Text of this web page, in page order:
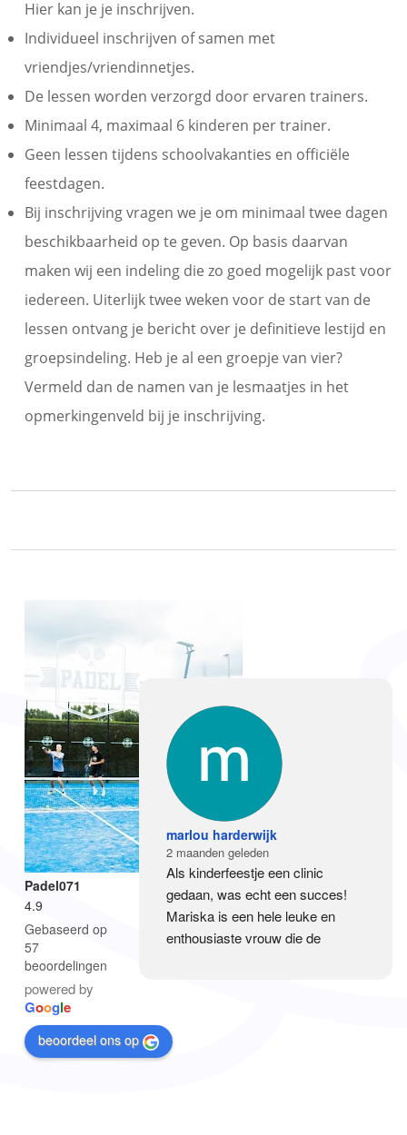
Hier kan je je inschrijven.
Individueel inschrijven of samen met
vriendjes/vriendinnetjes.
De lessen worden verzorgd door ervaren trainers.
Minimaal 4, maximaal 6 kinderen per trainer.
Geen lessen tijdens schoolvakanties en officiële
feestdagen.
Bij inschrijving vragen we je om minimaal twee dagen
beschikbaarheid op te geven. Op basis daarvan
maken wij een indeling die zo goed mogelijk past voor
iedereen. Uiterlijk twee weken voor de start van de
lessen ontvang je bericht over je definitieve lestijd en
groepsindeling. Heb je al een groepje van vier?
Vermeld dan de namen van je lesmaatjes in het
opmerkingenveld bij je inschrijving.
Padel071
4.9
Gebaseerd op
57
beoordelingen
powered by
Google
beoordeel ons op
marlou harderwijk
2 maanden geleden
Als kinderfeestje een clinic
gedaan, was echt een succes!
Mariska is een hele leuke en
enthousiaste vrouw die de